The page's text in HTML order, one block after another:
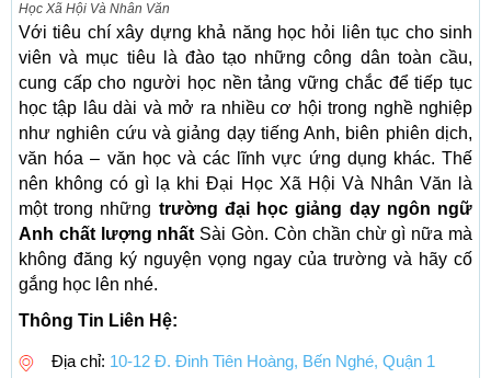
Học Xã Hội Và Nhân Văn
Với tiêu chí xây dựng khả năng học hỏi liên tục cho sinh
viên và mục tiêu là đào tạo những công dân toàn cầu,
cung cấp cho người học nền tảng vững chắc để tiếp tục
học tập lâu dài và mở ra nhiều cơ hội trong nghề nghiệp
như nghiên cứu và giảng dạy tiếng Anh, biên phiên dịch,
văn hóa – văn học và các lĩnh vực ứng dụng khác. Thế
nên không có gì lạ khi Đại Học Xã Hội Và Nhân Văn là
một trong những trường đại học giảng dạy ngôn ngữ
Anh chất lượng nhất Sài Gòn. Còn chần chừ gì nữa mà
không đăng ký nguyện vọng ngay của trường và hãy cố
gắng học lên nhé.
Thông Tin Liên Hệ:
Địa chỉ: 10-12 Đ. Đinh Tiên Hoàng, Bến Nghé, Quận 1